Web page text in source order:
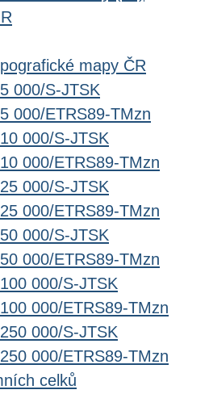
mapy ČR
000/S-JTSK
000/ETRS89-TMzn
000/S-JTSK
000/ETRS89-TMzn
000/S-JTSK
000/ETRS89-TMzn
000/S-JTSK
000/ETRS89-TMzn
000/S-JTSK
000/ETRS89-TMzn
000/S-JTSK
000/ETRS89-TMzn
celků